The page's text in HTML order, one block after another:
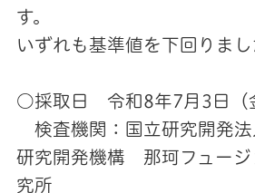
す。
いずれも基準値を下回りまし
○採取日 令和8年7月3日（
検査機関：国立研究開発法
研究開発機構 那珂フュージ
究所